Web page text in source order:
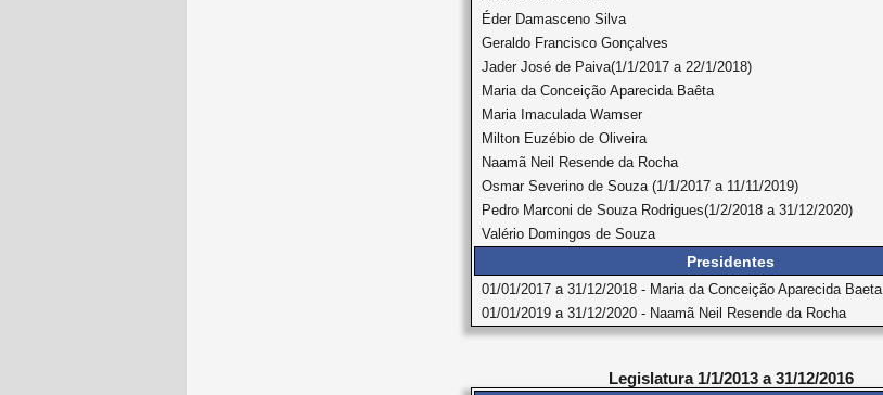
Éder Damasceno Silva
Geraldo Francisco Gonçalves
Jader José de Paiva(1/1/2017 a 22/1/2018)
Maria da Conceição Aparecida Baêta
Maria Imaculada Wamser
Milton Euzébio de Oliveira
Naamã Neil Resende da Rocha
Osmar Severino de Souza (1/1/2017 a 11/11/2019)
Pedro Marconi de Souza Rodrigues(1/2/2018 a 31/12/2020)
Valério Domingos de Souza
Presidentes
01/01/2017 a 31/12/2018 - Maria da Conceição Aparecida Baeta
01/01/2019 a 31/12/2020 - Naamã Neil Resende da Rocha
Legislatura 1/1/2013 a 31/12/2016